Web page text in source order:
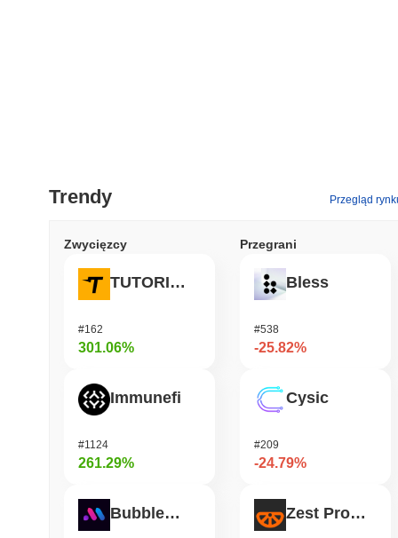
Trendy Przegląd
Zwycięzcy
TUTORIAL
#162
301.06%
Immunefi
#1124
261.29%
Bubblemaps
Przegrani
Bless
#538
-25.82%
Cysic
#209
-24.79%
Zest Protocol